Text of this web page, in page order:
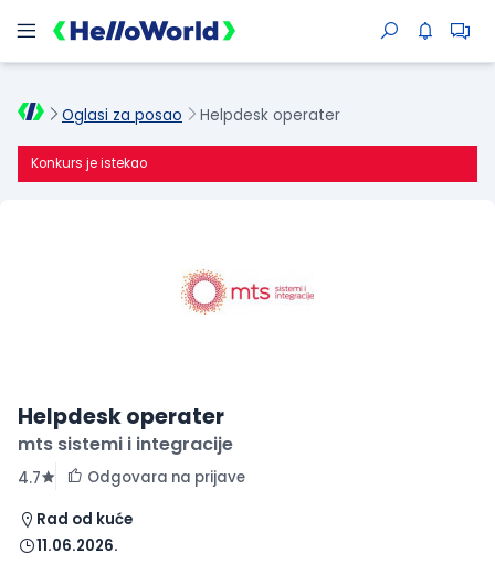
Oglasi za posao Helpdesk operater
Konkurs je istekao
Helpdesk operater
mts sistemi i integracije
4.7
Odgovara na prijave
Rad od kuće
11.06.2026.